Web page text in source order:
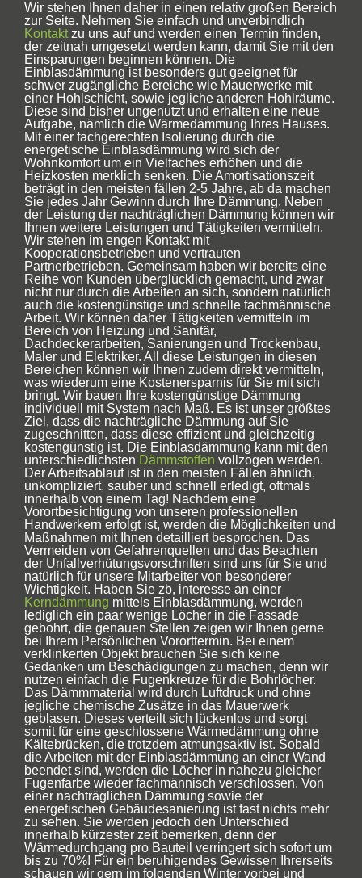
Wir stehen Ihnen daher in einen relativ großen Bereich
zur Seite. Nehmen Sie einfach und unverbindlich
Kontakt zu uns auf und werden einen Termin finden,
der zeitnah umgesetzt werden kann, damit Sie mit den
Einsparungen beginnen können. Die
Einblasdämmung ist besonders gut geeignet für
schwer zugängliche Bereiche wie Mauerwerke mit
einer Hohlschicht, sowie jegliche anderen Hohlräume.
Diese sind bisher ungenutzt und erhalten eine neue
Aufgabe, nämlich die Wärmedämmung Ihres Hauses.
Mit einer fachgerechten Isolierung durch die
energetische Einblasdämmung wird sich der
Wohnkomfort um ein Vielfaches erhöhen und die
Heizkosten merklich senken. Die Amortisationszeit
beträgt in den meisten fällen 2-5 Jahre, ab da machen
Sie jedes Jahr Gewinn durch Ihre Dämmung. Neben
der Leistung der nachträglichen Dämmung können wir
Ihnen weitere Leistungen und Tätigkeiten vermitteln.
Wir stehen im engen Kontakt mit
Kooperationsbetrieben und vertrauten
Partnerbetrieben. Gemeinsam haben wir bereits eine
Reihe von Kunden überglücklich gemacht, und zwar
nicht nur durch die Arbeiten an sich, sondern natürlich
auch die kostengünstige und schnelle fachmännische
Arbeit. Wir können daher Tätigkeiten vermitteln im
Bereich von Heizung und Sanitär,
Dachdeckerarbeiten, Sanierungen und Trockenbau,
Maler und Elektriker. All diese Leistungen in diesen
Bereichen können wir Ihnen zudem direkt vermitteln,
was wiederum eine Kostenersparnis für Sie mit sich
bringt. Wir bauen Ihre kostengünstige Dämmung
individuell mit System nach Maß. Es ist unser größtes
Ziel, dass die nachträgliche Dämmung auf Sie
zugeschnitten, dass diese effizient und gleichzeitig
kostengünstig ist. Die Einblasdämmung kann mit den
unterschiedlichsten Dämmstoffen vollzogen werden.
Der Arbeitsablauf ist in den meisten Fällen ähnlich,
unkompliziert, sauber und schnell erledigt, oftmals
innerhalb von einem Tag! Nachdem eine
Vorortbesichtigung von unseren professionellen
Handwerkern erfolgt ist, werden die Möglichkeiten und
Maßnahmen mit Ihnen detailliert besprochen. Das
Vermeiden von Gefahrenquellen und das Beachten
der Unfallverhütungsvorschriften sind uns für Sie und
natürlich für unsere Mitarbeiter von besonderer
Wichtigkeit. Haben Sie zb, interesse an einer
Kerndämmung mittels Einblasdämmung, werden
lediglich ein paar wenige Löcher in die Fassade
gebohrt, die genauen Stellen zeigen wir Ihnen gerne
bei Ihrem Persönlichen Vororttermin. Bei einem
verklinkerten Objekt brauchen Sie sich keine
Gedanken um Beschädigungen zu machen, denn wir
nutzen einfach die Fugenkreuze für die Bohrlöcher.
Das Dämmmaterial wird durch Luftdruck und ohne
jegliche chemische Zusätze in das Mauerwerk
geblasen. Dieses verteilt sich lückenlos und sorgt
somit für eine geschlossene Wärmedämmung ohne
Kältebrücken, die trotzdem atmungsaktiv ist. Sobald
die Arbeiten mit der Einblasdämmung an einer Wand
beendet sind, werden die Löcher in nahezu gleicher
Fugenfarbe wieder fachmännisch verschlossen. Von
einer nachträglichen Dämmung sowie der
energetischen Gebäudesanierung ist fast nichts mehr
zu sehen. Sie werden jedoch den Unterschied
innerhalb kürzester zeit bemerken, denn der
Wärmedurchgang pro Bauteil verringert sich sofort um
bis zu 70%! Für ein beruhigendes Gewissen Ihrerseits
schauen wir gern im folgenden Winter vorbei und